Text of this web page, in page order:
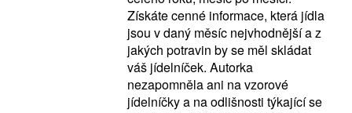
Získáte cenné informace, která jídla
jsou v daný měsíc nejvhodnější a z
jakých potravin by se měl skládat
váš jídelníček. Autorka
nezapomněla ani na vzorové
jídelníčky a na odlišnosti týkající se